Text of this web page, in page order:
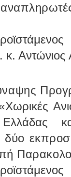
Χωρικές
Ελλάδας
δύο